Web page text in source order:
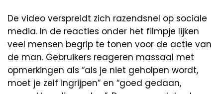
De video verspreidt zich razendsnel op sociale
media. In de reacties onder het filmpje lijken
veel mensen begrip te tonen voor de actie van
de man. Gebruikers reageren massaal met
opmerkingen als “als je niet geholpen wordt,
moet je zelf ingrijpen” en “goed gedaan,